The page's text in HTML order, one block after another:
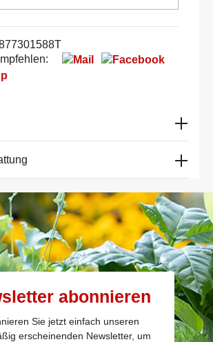
abonnieren
Sie jetzt einfach unseren
erscheinenden Newsletter, um